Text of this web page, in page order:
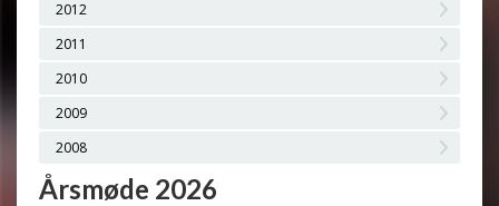
2012
2011
2010
2009
2008
Årsmøde 2026